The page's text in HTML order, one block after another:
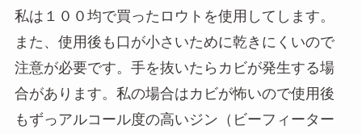
私は１００均で買ったロウトを使用してします。
また、使用後も口が小さいために乾きにくいので
注意が必要です。手を抜いたらカビが発生する場
合があります。私の場合はカビが怖いので使用後
もずっアルコール度の高いジン（ビーフィーター